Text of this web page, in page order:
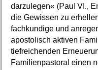
darzulegen« (Paul VI.,
die Gewissen zu
fachkundige und
apostolisch aktiven
tiefreichenden
Familienpastoral einen